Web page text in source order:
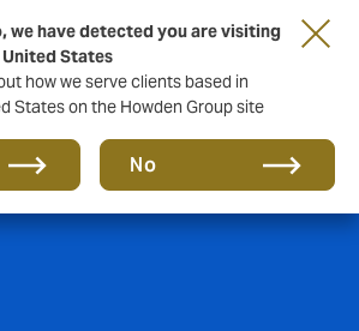
we have detected you are visiting
States
how we serve clients based in
States on the Howden Group site
No
sinulle taloyhtiön hallituksen